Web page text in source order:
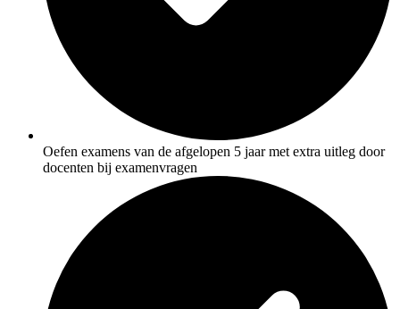
Oefen examens van de afgelopen 5 jaar met extra uitleg door
docenten bij examenvragen